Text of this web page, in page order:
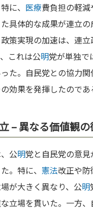
に、 医療費負担の軽
具体的な成果が連立の
策実現の加速は、連
これは公明党が単独で
た。自民党との協力
効果を発揮したのであ
– 異なる価値観
公明党と自民党の意
。特に、憲法改正や
が大きく異なり、公明
立場を貫いた。一方